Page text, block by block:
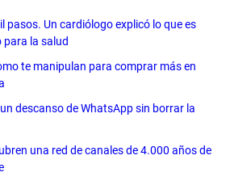
pasos. Un cardiólogo explicó lo que es
para la salud
te manipulan para comprar más en
descanso de WhatsApp sin borrar la
una red de canales de 4.000 años de